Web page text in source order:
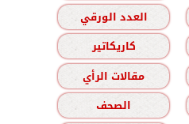
العدد الورقي
كاريكاتير
مقالات الرأي
الصحف